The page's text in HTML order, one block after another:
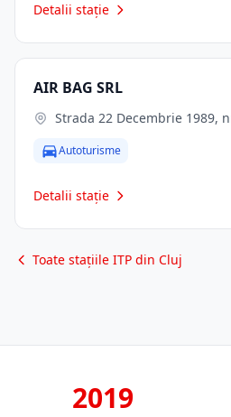
Detalii stație
AIR BAG SRL
Strada 22 Decembrie 1989,
Autoturisme
Detalii stație
Toate stațiile ITP din Cluj
2019